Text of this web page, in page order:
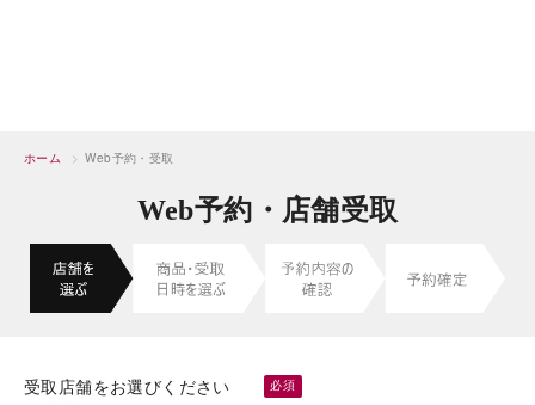
ホーム > Web予約・受取
Web予約・店舗受取
受取店舗をお選びください